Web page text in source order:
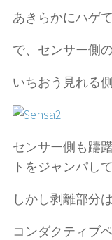
あきらかにハゲ
で、センサー側
いちおう見れる
センサー側も躊
トをジャンパし
しかし剥離部分
コンダクティブ